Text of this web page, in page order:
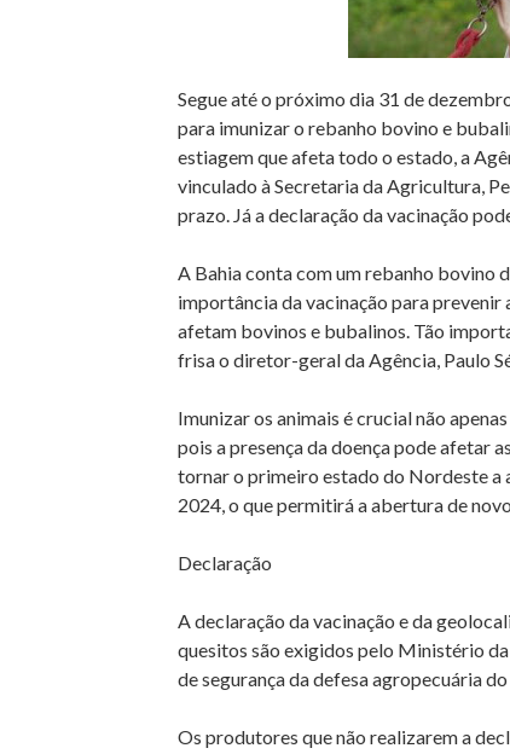
Segue até o próximo dia 31 de
para imunizar o rebanho bovino e
estiagem que afeta todo o estado, a
vinculado à Secretaria da Agricultura,
prazo. Já a declaração da vacinação
A Bahia conta com um rebanho bovino
importância da vacinação para prevenir
afetam bovinos e bubalinos. Tão
frisa o diretor-geral da Agência, Paulo
Imunizar os animais é crucial não
pois a presença da doença pode afetar
tornar o primeiro estado do Nordeste a
2024, o que permitirá a abertura de
Declaração
A declaração da vacinação e da
quesitos são exigidos pelo Ministério
de segurança da defesa agropecuária
Os produtores que não realizarem a